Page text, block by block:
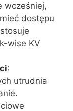
wcześniej,
dostępu
wise KV
:
utrudnia